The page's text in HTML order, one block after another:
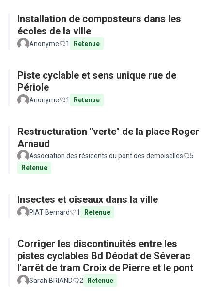
Installation de composteurs dans les
écoles de la ville
Anonyme 1 Retenue
Piste cyclable et sens unique rue de
Périole
Anonyme 1 Retenue
Restructuration "verte" de la place Roger
Arnaud
Association des résidents du pont des demoiselles
5
Retenue
Insectes et oiseaux dans la ville
PIAT Bernard 1 Retenue
Corriger les discontinuités entre les
pistes cyclables Bd Déodat de Séverac
l'arrêt de tram Croix de Pierre et le pont
Sarah BRIAND 2 Retenue